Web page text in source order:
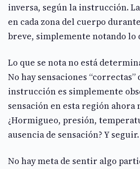
inversa, según la instrucción.
en cada zona del cuerpo
breve, simplemente notando lo
Lo que se nota no está
No hay sensaciones “correctas”
instrucción es simplemente
sensación en esta región ahora
¿Hormigueo, presión,
ausencia de sensación? Y seguir.
No hay meta de sentir algo